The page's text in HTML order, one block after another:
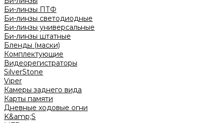
Би-линзы ПТФ
Би-линзы светодиодные
Би-линзы универсальные
Би-линзы штатные
Бленды (маски)
Комплектующие
Видеорегистраторы
SilverStone
Viper
Камеры заднего вида
Карты памяти
Дневные ходовые огни
K&amp;S